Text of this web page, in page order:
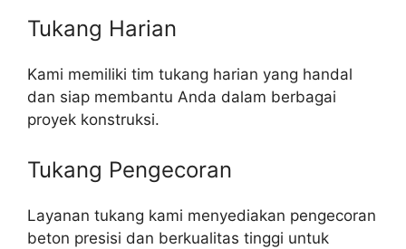
Tukang Harian
Kami memiliki tim tukang harian yang handal
dan siap membantu Anda dalam berbagai
proyek konstruksi.
Tukang Pengecoran
Layanan tukang kami menyediakan pengecoran
beton presisi dan berkualitas tinggi untuk